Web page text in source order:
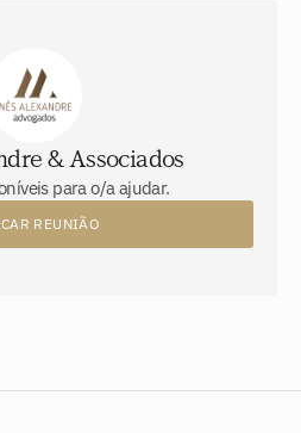
& Associados
para o/a ajudar.
REUNIÃO